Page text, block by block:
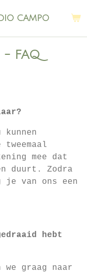
CAMPO
FAQ
mee dat
duurt. Zodra
van ons een
hebt
graag naar